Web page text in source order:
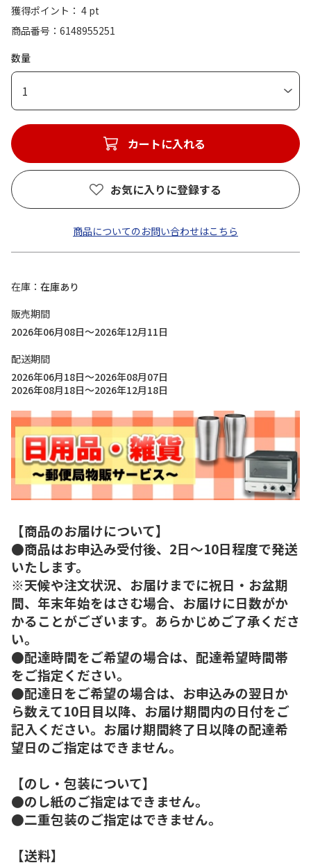
獲得ポイント： 4 pt
商品番号
6148955251
数量
1
カートに入れる
お気に入りに登録する
商品についてのお問い合わせはこちら
在庫
在庫あり
販売期間
2026年06月08日～2026年12月11日
配送期間
2026年06月18日～2026年08月07日
2026年08月18日～2026年12月18日
【商品のお届けについて】
●商品はお申込み受付後、2日～10日程度で発送
いたします。
※天候や注文状況、お届けまでに祝日・お盆期
間、年末年始をはさむ場合、お届けに日数がか
かることがございます。あらかじめご了承くださ
い。
●配達時間をご希望の場合は、配達希望時間帯
をご指定ください。
●配達日をご希望の場合は、お申込みの翌日か
ら数えて10日目以降、お届け期間内の日付をご
記入ください。お届け期間終了日以降の配達希
望日のご指定はできません。
【のし・包装について】
●のし紙のご指定はできません。
●二重包装のご指定はできません。
【送料】